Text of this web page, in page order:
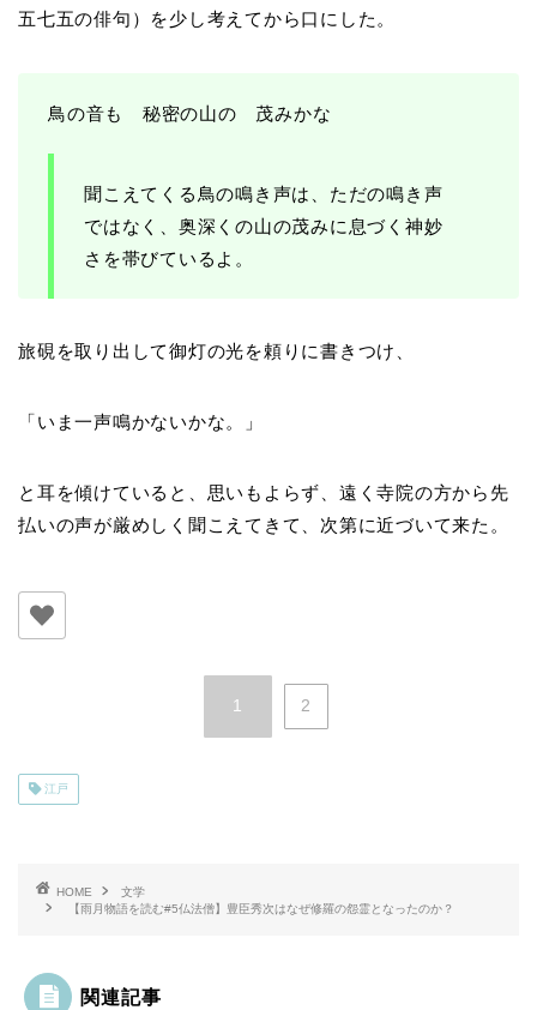
五七五の俳句）を少し考えてから口にした。
鳥の音も 秘密の山の 茂みかな
聞こえてくる鳥の鳴き声は、ただの鳴き声
ではなく、奥深くの山の茂みに息づく神妙
さを帯びているよ。
旅硯を取り出して御灯の光を頼りに書きつけ、
「いま一声鳴かないかな。」
と耳を傾けていると、思いもよらず、遠く寺院の方から先
払いの声が厳めしく聞こえてきて、次第に近づいて来た。
1 2
江戸
HOME
文学
【雨月物語を読む#5仏法僧】豊臣秀次はなぜ修羅の怨霊となったのか？
関連記事